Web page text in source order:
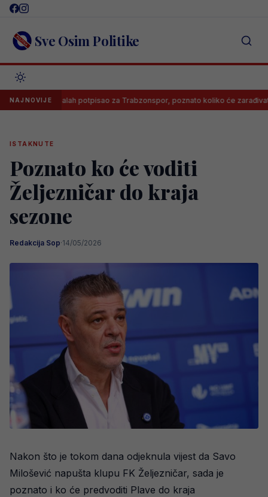
Skip
content Sve Osim Politike
NAJNOVIJE
Salah potpisao za Trabzonspor, poznato koliko će zarađivati
ISTAKNUTE
Poznato ko će voditi
Željezničar do kraja
sezone
Redakcija Sop·14/05/2026
Nakon što je tokom dana odjeknula vijest da Savo
Milošević napušta klupu FK Željezničar, sada je
poznato i ko će predvoditi Plave do kraja